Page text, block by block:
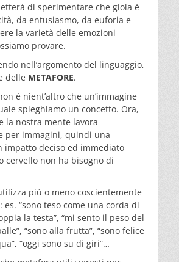
di sperimentare che gioia è
da entusiasmo, da euforia e
la varietà delle emozioni
provare.
nell’argomento del linguaggio,
delle METAFORE.
è nient’altro che un’immagine
spieghiamo un concetto. Ora,
la nostra mente lavora
per immagini, quindi una
impatto deciso ed immediato
cervello non ha bisogno di
più o meno coscientemente
“sono teso come una corda di
la testa”, “mi sento il peso del
“sono alla frutta”, “sono felice
“oggi sono su di giri”…